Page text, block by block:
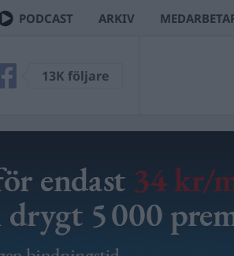
PODCAST ARKIV
13K följare